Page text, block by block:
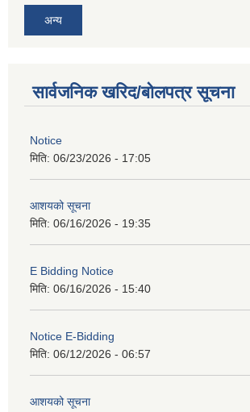
अन्य
सार्वजनिक खरिद/बोलपत्र सूचना
Notice
मिति: 06/23/2026 - 17:05
आशयको सूचना
मिति: 06/16/2026 - 19:35
E Bidding Notice
मिति: 06/16/2026 - 15:40
Notice E-Bidding
मिति: 06/12/2026 - 06:57
आशयको सूचना